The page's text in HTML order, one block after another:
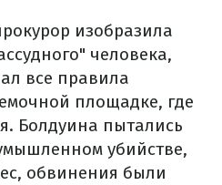
изобразила
человека,
все правила
площадке, где
Болдуина пытались
убийстве,
обвинения были